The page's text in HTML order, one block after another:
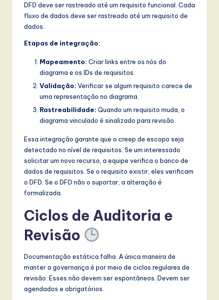
DFD deve ser rastreado até um requisito funcional. Cada
fluxo de dados deve ser rastreado até um requisito de
dados.
Etapas de integração:
Mapeamento: Criar links entre os nós do
diagrama e os IDs de requisitos.
Validação: Verificar se algum requisito carece de
uma representação no diagrama.
Rastreabilidade: Quando um requisito muda, o
diagrama vinculado é sinalizado para revisão.
Essa integração garante que o creep de escopo seja
detectado no nível de requisitos. Se um interessado
solicitar um novo recurso, a equipe verifica o banco de
dados de requisitos. Se o requisito existir, eles verificam
o DFD. Se o DFD não o suportar, a alteração é
formalizada.
Ciclos de Auditoria e
Revisão
Documentação estática falha. A única maneira de
manter a governança é por meio de ciclos regulares de
revisão. Esses não devem ser espontâneos. Devem ser
agendados e obrigatórios.